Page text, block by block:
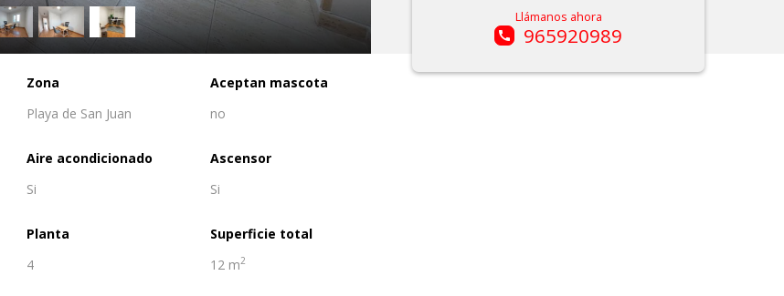
Llámanos ahora
call 965920989
Zona
Playa de San Juan
Aceptan mascota
no
Aire acondicionado
Si
Ascensor
Si
Planta
4
Superficie total
12 m2